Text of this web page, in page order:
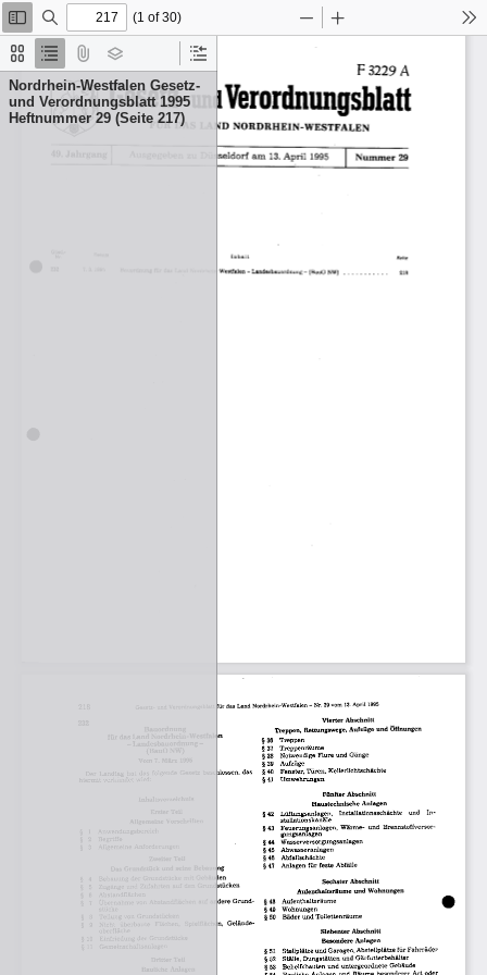
Thumbnails
Document
Outline
Attachments
Layers
Current
Item
Nordrhein-Westfalen Gesetz-
und Verordnungsblatt 1995
Heftnummer 29 (Seite 217)
Toggle
Sidebar
Find
(1 of 30)
Zoom
Out